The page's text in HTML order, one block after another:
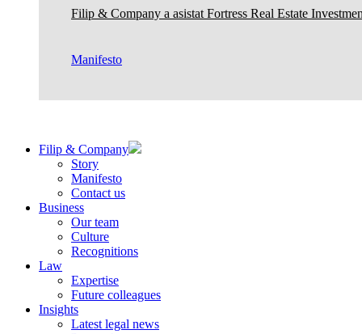
Filip & Company a asistat Fortress Real Estate
Manifesto
Filip & Company
Story
Manifesto
Contact us
Business
Our team
Culture
Recognitions
Law
Expertise
Future colleagues
Insights
Latest legal news